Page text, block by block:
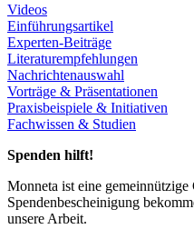
Videos
Einführungsartikel
Experten-Beiträge
Literaturempfehlungen
Nachrichtenauswahl
Vorträge & Präsentationen
Praxisbeispiele & Initiativen
Fachwissen & Studien
Spenden hilft!
Monneta ist eine gemeinnützige
Spendenbescheinigung
unsere Arbeit.